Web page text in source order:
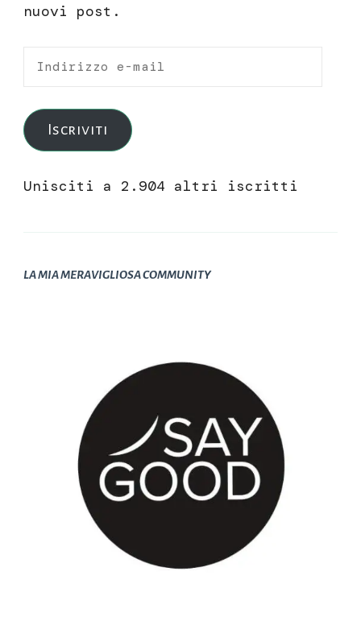
nuovi post.
Indirizzo
mail
Iscriviti
Unisciti a 2.904 altri iscritti
LA MIA MERAVIGLIOSA COMMUNITY